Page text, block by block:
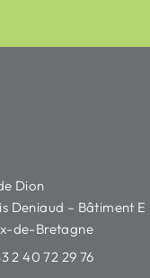
Dion
Deniaud – Bâtiment E
de-Bretagne
2 40 72 29 76